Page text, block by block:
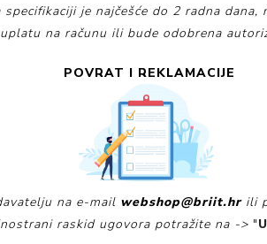
je najčešće do 2 radna
na računu ili bude odobrena
POVRAT I REKLAMACIJE
na e-mail webshop@briit.hr ili
raskid ugovora potražite na -> "